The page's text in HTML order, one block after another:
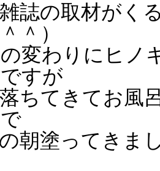
誌の取材がく
＾）
変わりにヒノ
すが
ちてきてお風
朝塗ってきま